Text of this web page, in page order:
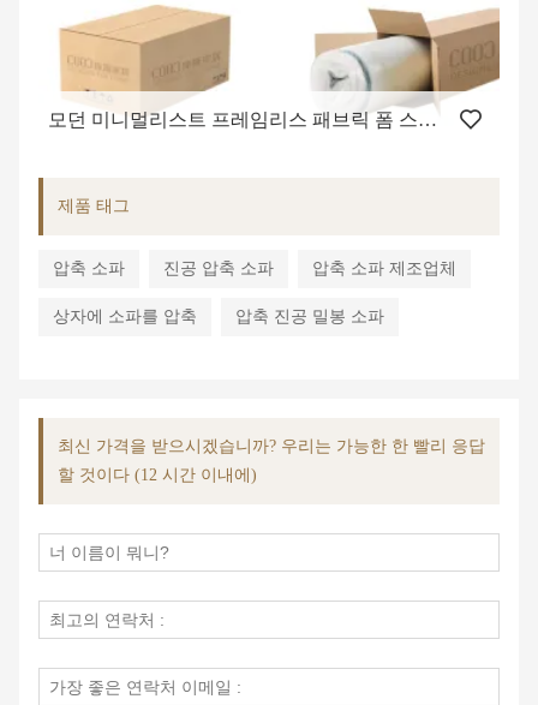
모던 미니멀리스트 프레임리스 패브릭 폼 스폰지 가구, 뼈대 없는 진공 압축 거실 코너 소파
제품 태그
압축 소파 진공 압축 소파 압축 소파 제조업체
상자에 소파를 압축 압축 진공 밀봉 소파
최신 가격을 받으시겠습니까? 우리는 가능한 한 빨리 응답
할 것이다 (12 시간 이내에)